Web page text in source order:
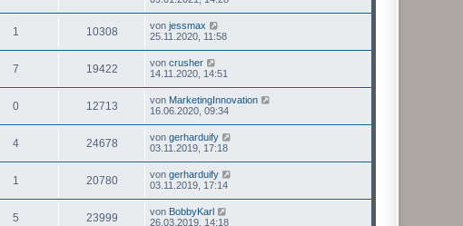
1 10308 von jessmax
25.11.2020, 11:58
7 19422 von crusher
14.11.2020, 14:51
0 12713 von MarketingInnovation
16.06.2020, 09:34
4 24678 von gerharduify
03.11.2019, 17:18
1 20780 von gerharduify
03.11.2019, 17:14
5 23999 von BobbyKarl
26.03.2019, 14:18